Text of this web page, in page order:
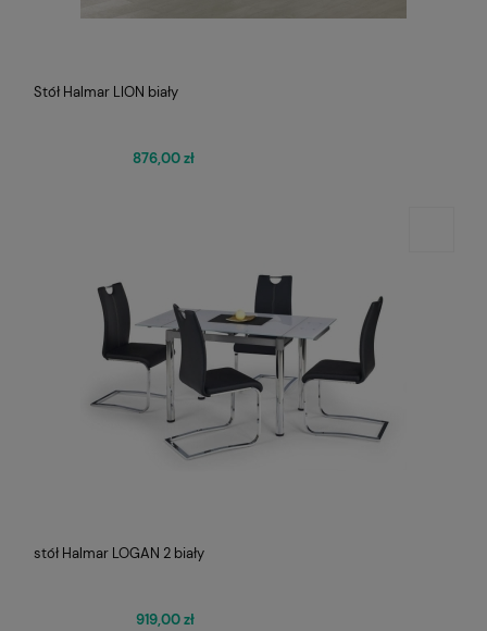
Stół Halmar LION biały
876,00 zł
stół Halmar LOGAN 2 biały
919,00 zł